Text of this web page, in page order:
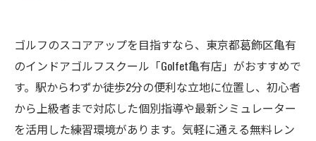
ゴルフのスコアアップを目指すなら、東京都葛飾区亀有
のインドアゴルフスクール「Golfet亀有店」がおすすめで
す。駅からわずか徒歩2分の便利な立地に位置し、初心者
から上級者まで対応した個別指導や最新シミュレーター
を活用した練習環境があります。気軽に通える無料レン